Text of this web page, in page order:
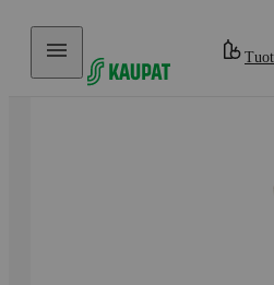
Hyppää sisältöön